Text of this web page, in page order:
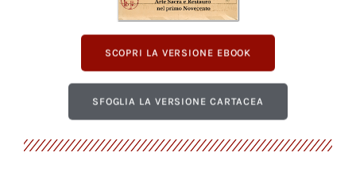
SCOPRI LA VERSIONE EBOOK
SFOGLIA LA VERSIONE CARTACEA